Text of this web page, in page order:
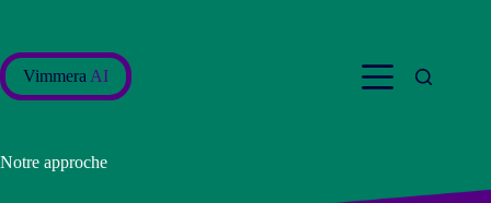
Vimmera AI
Notre approche